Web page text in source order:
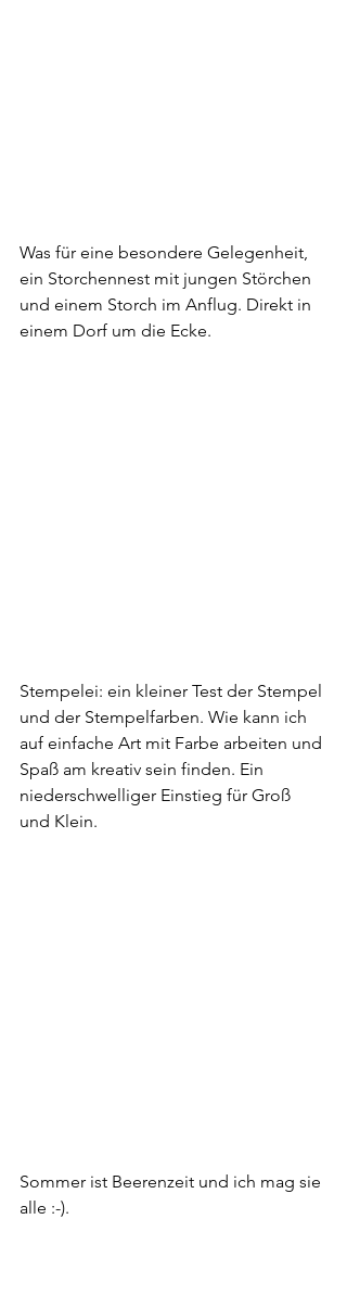
Was für eine besondere Gelegenheit,
ein Storchennest mit jungen Störchen
und einem Storch im Anflug. Direkt in
einem Dorf um die Ecke.
Stempelei: ein kleiner Test der Stempel
und der Stempelfarben. Wie kann ich
auf einfache Art mit Farbe arbeiten und
Spaß am kreativ sein finden. Ein
niederschwelliger Einstieg für Groß
und Klein.
Sommer ist Beerenzeit und ich mag sie
alle :-).